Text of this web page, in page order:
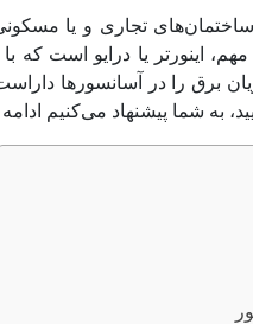
ساختمان‌های تجاری و یا
برق را در آسانسورها
به شما پیشنهاد می‌کنیم